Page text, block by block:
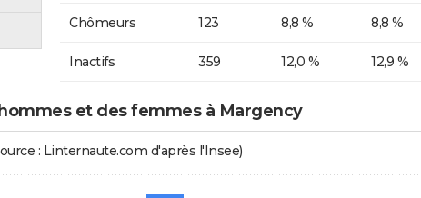
Chômeurs 123 8,8 % 8,8 %
Inactifs 359 12,0 % 12,9 %
et des femmes à Margency
: Linternaute.com d'après l'Insee)